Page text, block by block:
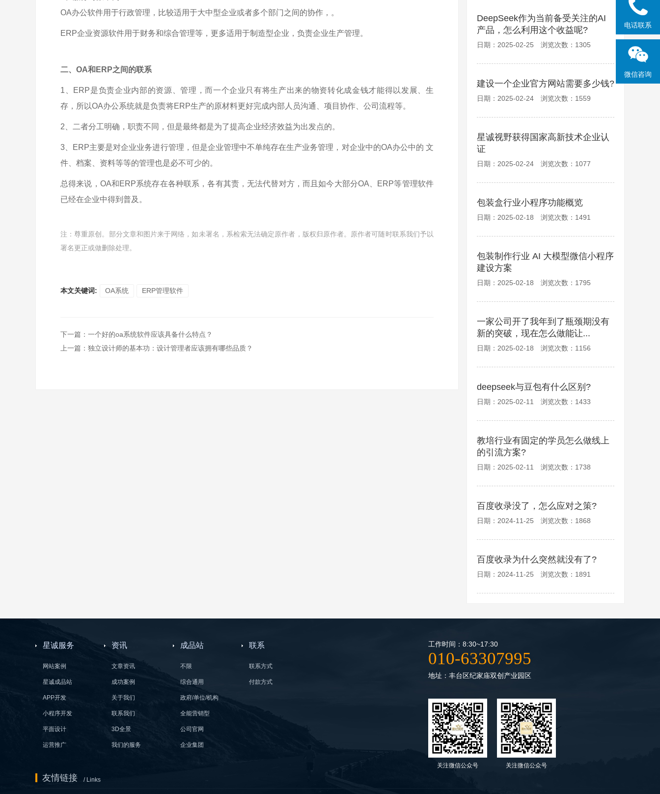
电话联系
微信咨询
OA办公软件用于行政管理，比较适用于大中型企业或者多个部门之间的协作，。
ERP企业资源软件用于财务和综合管理等，更多适用于制造型企业，负责企业生产管理。
二、OA和ERP之间的联系
1、ERP是负责企业内部的资源、管理，而一个企业只有将生产出来的物资转化成金钱才能得以发展、生
存，所以OA办公系统就是负责将ERP生产的原材料更好完成内部人员沟通、项目协作、公司流程等。
2、二者分工明确，职责不同，但是最终都是为了提高企业经济效益为出发点的。
3、ERP主要是对企业业务进行管理，但是企业管理中不单纯存在生产业务管理，对企业中的OA办公中的 文
件、档案、资料等等的管理也是必不可少的。
总得来说，OA和ERP系统存在各种联系，各有其责，无法代替对方，而且如今大部分OA、ERP等管理软件
已经在企业中得到普及。
注：尊重原创。部分文章和图片来于网络，如未署名，系检索无法确定原作者，版权归原作者。原作者可随时联系我们予以
署名更正或做删除处理。
本文关键词: OA系统 ERP管理软件
下一篇 ： 一个好的oa系统软件应该具备什么特点？
上一篇 ： 独立设计师的基本功：设计管理者应该拥有哪些品质？
DeepSeek作为当前备受关注的AI
产品，怎么利用这个收益呢?
日期：2025-02-25 浏览次数：1305
建设一个企业官方网站需要多少钱?
日期：2025-02-24 浏览次数：1559
星诚视野获得国家高新技术企业认
证
日期：2025-02-24 浏览次数：1077
包装盒行业小程序功能概览
日期：2025-02-18 浏览次数：1491
包装制作行业 AI 大模型微信小程序
建设方案
日期：2025-02-18 浏览次数：1795
一家公司开了我年到了瓶颈期没有
新的突破，现在怎么做能让...
日期：2025-02-18 浏览次数：1156
deepseek与豆包有什么区别?
日期：2025-02-11 浏览次数：1433
教培行业有固定的学员怎么做线上
的引流方案?
日期：2025-02-11 浏览次数：1738
百度收录没了，怎么应对之策?
日期：2024-11-25 浏览次数：1868
百度收录为什么突然就没有了?
日期：2024-11-25 浏览次数：1891
星诚服务
网站案例
星诚成品站
APP开发
小程序开发
平面设计
运营推广
资讯
文章资讯
成功案例
关于我们
联系我们
3D全景
我们的服务
成品站
不限
综合通用
政府/单位/机构
全能营销型
公司官网
企业集团
联系
联系方式
付款方式
工作时间：8:30~17:30
010-63307995
地址：丰台区纪家庙双创产业园区
关注微信公众号 关注微信公众号
友情链接 / Links